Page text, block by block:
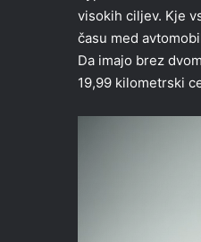
visokih ciljev. Kje
času med
Da imajo brez
19,99 kilometrski